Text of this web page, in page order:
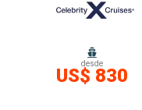
desde
US$ 830